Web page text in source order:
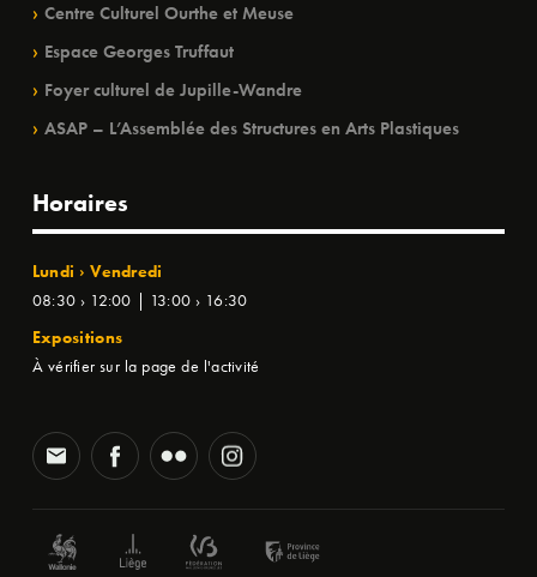
Centre Culturel Ourthe et Meuse
Espace Georges Truffaut
Foyer culturel de Jupille-Wandre
ASAP – L’Assemblée des Structures en Arts Plastiques
Horaires
Lundi › Vendredi
08:30 › 12:00 | 13:00 › 16:30
Expositions
À vérifier sur la page de l'activité